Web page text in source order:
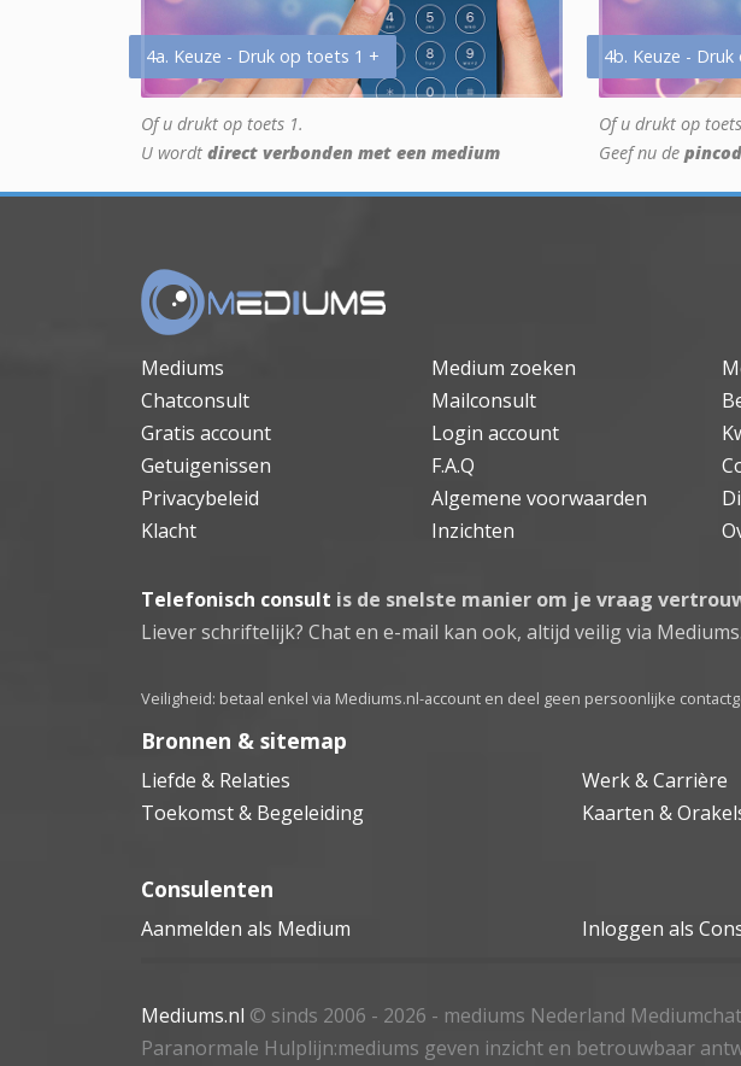
4a. Keuze - Druk op toets 1 +
Of u drukt op toets 1.
U wordt direct verbonden met een medium
4b. Keuze -
Of u drukt op
Geef nu de
Mediums Medium zoeken
Chatconsult
Mailconsult
Gratis account
Login account
Getuigenissen
F.A.Q
Privacybeleid
Algemene voorwaarden
Klacht
Inzichten
Telefonisch consult is de snelste manier om je vraag
Liever schriftelijk? Chat en e-mail kan ook, altijd veilig via
Veiligheid: betaal enkel via Mediums.nl-account en deel geen persoonlijke
Bronnen & sitemap
Liefde & Relaties Werk & Carrière
Toekomst & Begeleiding
Kaarten &
Consulenten
Aanmelden als Medium Inloggen als
Mediums.nl © sinds 2006 - 2026 - mediums Nederland
Paranormale Hulplijn:mediums geven inzicht en betrouwbaar